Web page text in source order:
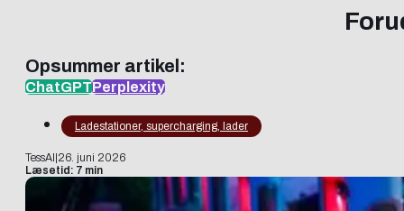
Opsummer artikel:
ChatGPTPerplexity
Ladestationer, supercharging, lader
TessAI 26. juni 2026
Læsetid: 7 min